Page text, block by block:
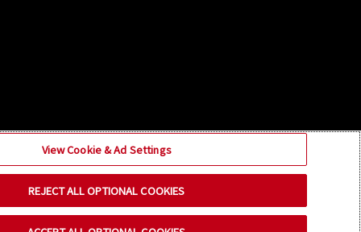
View Cookie & Ad Settings
REJECT ALL OPTIONAL COOKIES